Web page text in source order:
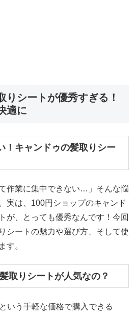
りシートが優秀すぎる！
適に
！キャンドゥの髪取りシー
作業に集中できない…」そんな悩
実は、100円ショップのキャンド
が、とっても優秀なんです！今回
シートの魅力や選び方、そして使
す。
取りシートが人気なの？
いう手軽な価格で購入できる